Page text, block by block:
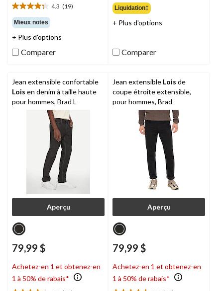
4.3 (19)
4.3
étoile(s)
sur
5.
19
évaluations
Mieux notes
+ Plus d'options
Comparer
étoile(s)
sur
5.
Liquidation‡
+ Plus d'options
Comparer
Jean extensible confortable
Lois en denim à taille haute
pour hommes, Brad L
Aperçu
79,99 $
Achetez-en 1 et obtenez-en
1 à 50% de rabais*
Jean extensible Lois de
coupe étroite extensible,
pour hommes, Brad
Aperçu
79,99 $
Achetez-en 1 et obtenez-en
1 à 50% de rabais*